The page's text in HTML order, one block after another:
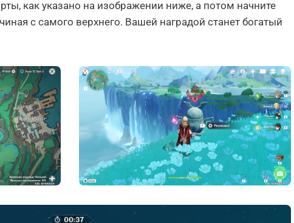
как указано на изображении ниже, а потом начните
с самого верхнего. Вашей наградой станет богатый